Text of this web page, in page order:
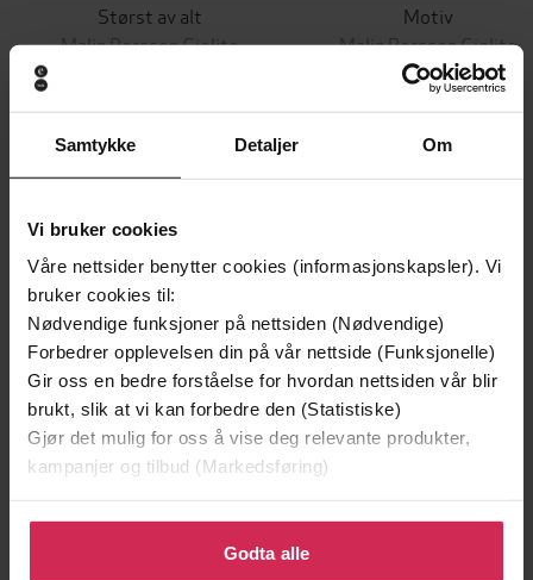
Samtykke Detaljer Om
Vi bruker cookies
Våre nettsider benytter cookies (informasjonskapsler). Vi
bruker cookies til:
Nødvendige funksjoner på nettsiden (Nødvendige)
Forbedrer opplevelsen din på vår nettside (Funksjonelle)
Gir oss en bedre forståelse for hvordan nettsiden vår blir
brukt, slik at vi kan forbedre den (Statistiske)
Gjør det mulig for oss å vise deg relevante produkter,
kampanjer og tilbud (Markedsføring)
Klikk på «Godta alle» for å gi oss ditt samtykke til å
bruke cookies for alle disse formålene. Du kan også
Godta alle
Størst av alt
Malin Persson Giolito
Motiv
Malin Persson Giolito
LYDBOK
Premium Premium